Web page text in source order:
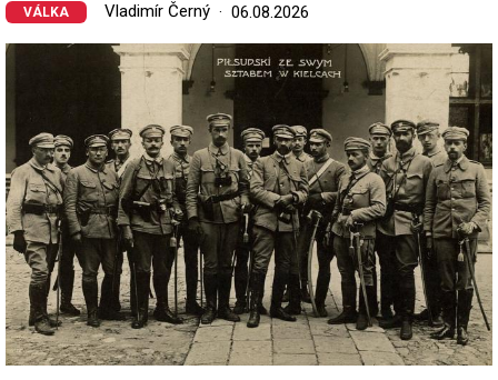
VÁLKA Vladimír Černý 06.08.2026
Image